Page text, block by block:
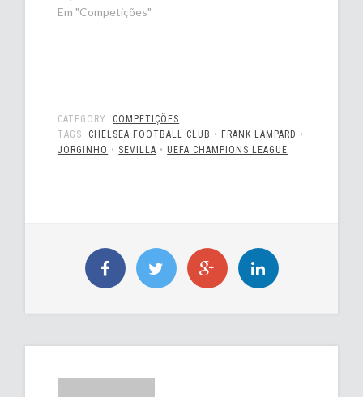
Em "Competições"
CATEGORY: COMPETIÇÕES
TAGS: CHELSEA FOOTBALL CLUB • FRANK LAMPARD •
JORGINHO • SEVILLA • UEFA CHAMPIONS LEAGUE